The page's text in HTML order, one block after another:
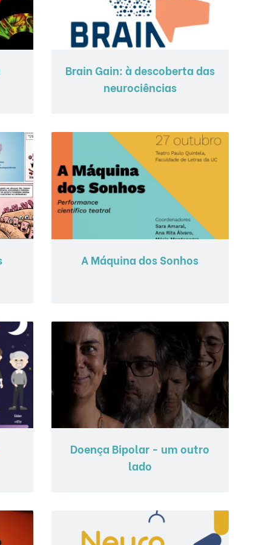
Brain Gain: à descoberta das
neurociências
A Máquina dos Sonhos
Doença Bipolar - um outro
lado